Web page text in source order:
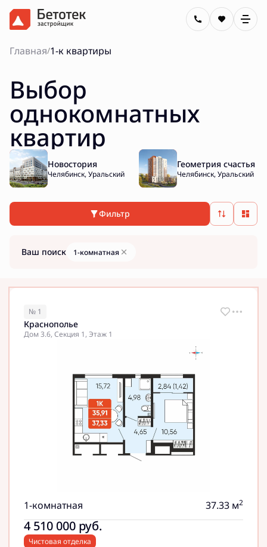
Главная/1-к квартиры
Выбор
однокомнатных
квартир
Новостория
Челябинск, Уральский
Геометрия счастья
Челябинск, Уральский
Фильтр
Ваш поиск 1-комнатная
№ 1
Краснополье
Дом 3.6, Секция 1, Этаж 1
1-комнатная 37.33 м2
4 510 000 руб.
Чистовая отделка